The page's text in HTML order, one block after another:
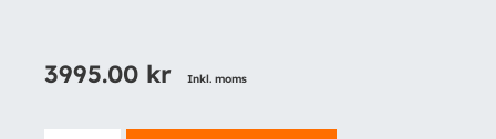
3995.00 kr Inkl. moms